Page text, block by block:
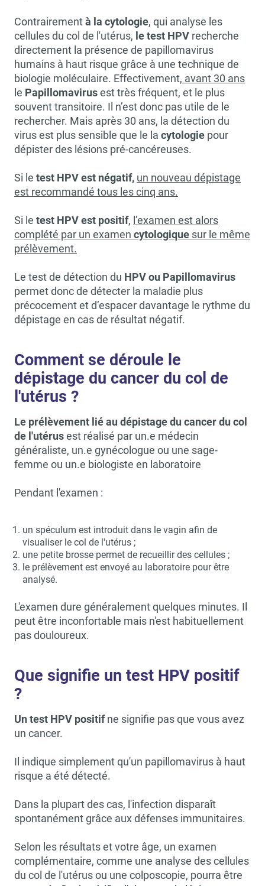
Contrairementà la cytologie, qui analyse les
cellules du col de l'utérus, le test HPV recherche
directement la présence de papillomavirus
humains à haut risque grâce à une technique de
biologie moléculaire. Effectivement, avant 30 ans
le Papillomavirusest très fréquent, et le plus
souvent transitoire. Il n’est donc pas utile de le
rechercher. Mais après 30 ans, la détection du
virus est plus sensible que le la cytologie pour
dépister des lésions pré-cancéreuses.
Si le test HPV est négatif, un nouveau dépistage
est recommandé tous les cinq ans.
Si le test HPV est positif, l’examen est alors
complété par un examen cytologique sur le même
prélèvement.
Le test de détection du HPV ou Papillomavirus
permet donc de détecter la maladie plus
précocement et d’espacer davantage le rythme du
dépistage en cas de résultat négatif.
Comment se déroule le
dépistage du cancer du col de
l'utérus ?
Le prélèvement lié au dépistage du cancer du col
de l'utérusest réalisé par un.e médecin
généraliste, un.e gynécologue ou une sage-
femme ou un.e biologiste en laboratoire
Pendant l'examen :
un spéculum est introduit dans le vagin afin de
visualiser le col de l'utérus ;
une petite brosse permet de recueillir des cellules ;
le prélèvement est envoyé au laboratoire pour être
analysé.
L'examen dure généralement quelques minutes. Il
peut être inconfortable mais n'est habituellement
pas douloureux.
Que signifie un test HPV positif
?
Un test HPV positifne signifie pas que vous avez
un cancer.
Il indique simplement qu'un papillomavirus à haut
risque a été détecté.
Dans la plupart des cas, l'infection disparaît
spontanément grâce aux défenses immunitaires.
Selon les résultats et votre âge, un examen
complémentaire, comme une analyse des cellules
du col de l'utérus ou une colposcopie, pourra être